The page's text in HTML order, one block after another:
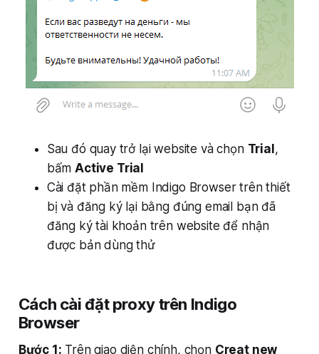
Sau đó quay trở lại website và chọn Trial ,
bấmActive Trial
Cài đặt phần mềm Indigo Browser trên thiết
bị và đăng ký lại bằng đúng email bạn đã
đăng ký tài khoản trên website để nhận
được bản dùng thử
Cách cài đặt proxy trên Indigo
Browser
Bước 1: Trên giao diện chính, chọn Creat new